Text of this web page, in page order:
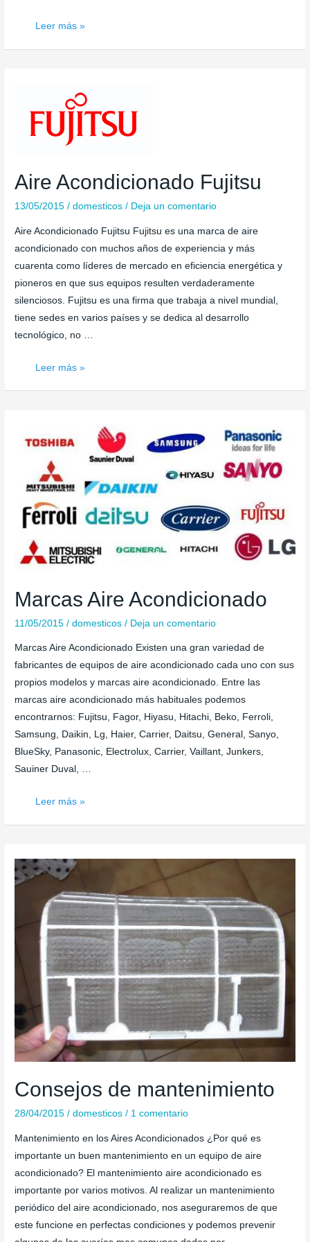
Ahorrar
Leer más »
Aire Acondicionado Fujitsu
13/05/2015 /domesticos / Deja un comentario
Aire Acondicionado Fujitsu Fujitsu es una marca de aire
acondicionado con muchos años de experiencia y más
cuarenta como líderes de mercado en eficiencia energética y
pioneros en que sus equipos resulten verdaderamente
silenciosos. Fujitsu es una firma que trabaja a nivel mundial,
tiene sedes en varios países y se dedica al desarrollo
tecnológico, no …
Aire
Leer más »
Marcas Aire Acondicionado
11/05/2015 /domesticos / Deja un comentario
Marcas Aire Acondicionado Existen una gran variedad de
fabricantes de equipos de aire acondicionado cada uno con sus
propios modelos y marcas aire acondicionado. Entre las
marcas aire acondicionado más habituales podemos
encontrarnos: Fujitsu, Fagor, Hiyasu, Hitachi, Beko, Ferroli,
Samsung, Daikin, Lg, Haier, Carrier, Daitsu, General, Sanyo,
BlueSky, Panasonic, Electrolux, Carrier, Vaillant, Junkers,
Sauiner Duval, …
Marcas
Leer más »
Consejos de mantenimiento
28/04/2015 /domesticos / 1 comentario
Mantenimiento en los Aires Acondicionados ¿Por qué es
importante un buen mantenimiento en un equipo de aire
acondicionado? El mantenimiento aire acondicionado es
importante por varios motivos. Al realizar un mantenimiento
periódico del aire acondicionado, nos aseguraremos de que
este funcione en perfectas condiciones y podemos prevenir